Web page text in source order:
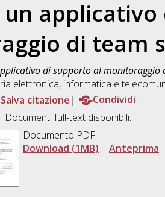
di team
di supporto al monitoraggio
elettronica, informatica e
Salva citazione
Condividi
Documenti full-text disponibili:
Documento PDF
Download (1MB) | Anteprima